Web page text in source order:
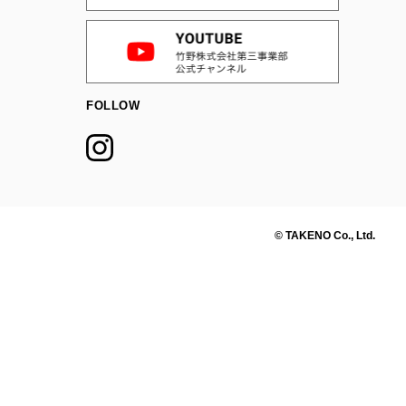
FOLLOW
© TAKENO Co., Ltd.